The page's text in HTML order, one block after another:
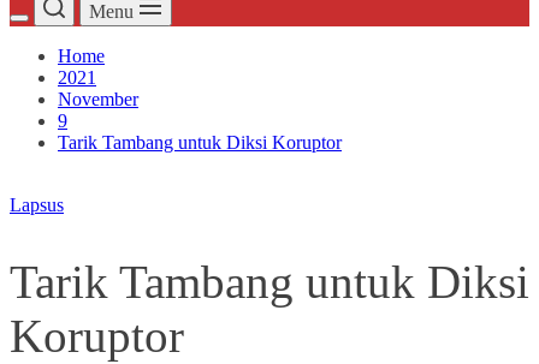
Menu
Home
2021
November
9
Tarik Tambang untuk Diksi Koruptor
Lapsus
Tarik Tambang untuk Diksi
Koruptor